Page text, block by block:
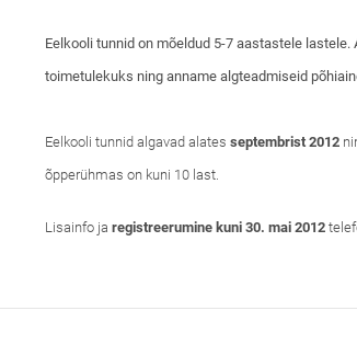
Eelkooli tunnid on mõeldud 5-7 aastastele
toimetulekuks ning anname algteadmiseid
Eelkooli tunnid algavad alates septembrist 2012
õpperühmas on kuni 10 last.
Lisainfo ja registreerumine kuni 30. mai 2012